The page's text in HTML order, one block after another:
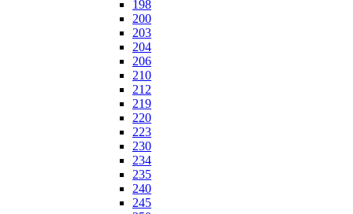
198
200
203
204
206
210
212
219
220
223
230
234
235
240
245